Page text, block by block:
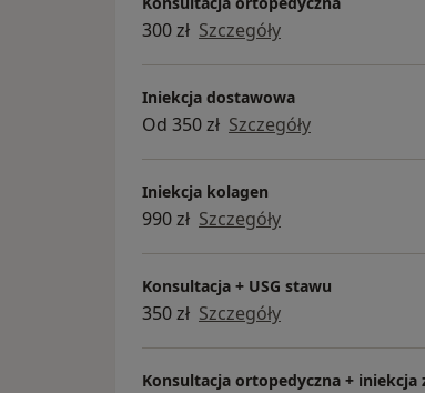
Zmiany opatrunków gipsowych,
zgodnie ze wskazaniami
Zaświadczenia do ZUS.
Wykonuję wybrane zabiegi
Artroskopia stawu kolanowego
Korekcja paluchów koślawych
Korekcja wybranych wad stóp
Małoinwazyjne leczenie bólu
częstotliwości radiowej )
300 zł Szczegóły
Iniekcja dostawowa
Od 350 zł Szczegóły
Iniekcja kolagen
990 zł Szczegóły
Konsultacja + USG stawu
350 zł Szczegóły
Konsultacja ortopedyczna +